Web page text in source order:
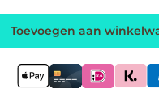
Toevoegen aan